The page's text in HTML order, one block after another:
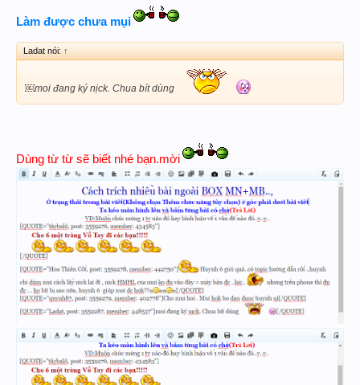
Làm được chưa mụi
Ladat nói: ↑
￼moi đang ký nịck. Chua bít dùng
Dùng từ từ sẽ biết nhé bạn.mời